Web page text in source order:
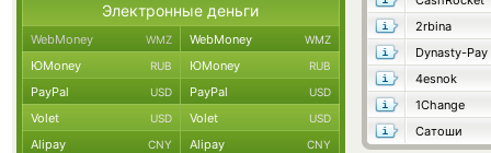
2rbina
Dynasty-Pay
4esnok
1Change
Сатоши
Электронные деньги
WebMoney WMZ WebMoney WMZ
ЮMoney RUB ЮMoney RUB
PayPal USD PayPal USD
Volet USD Volet USD
Alipay CNY Alipay CNY